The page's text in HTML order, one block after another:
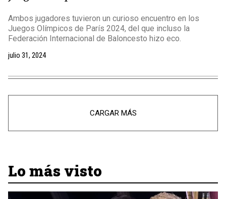
Ambos jugadores tuvieron un curioso encuentro en los
Juegos Olímpicos de París 2024, del que incluso la
Federación Internacional de Baloncesto hizo eco.
julio 31, 2024
CARGAR MÁS
Lo más visto